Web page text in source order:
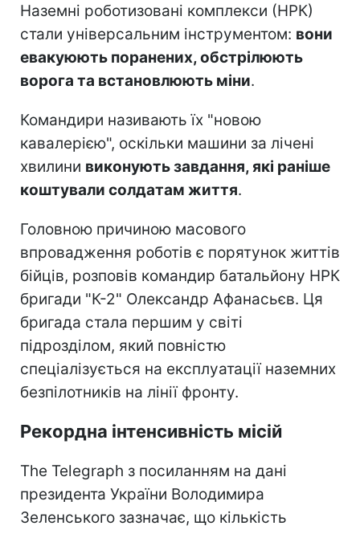
Наземні роботизовані комплекси (НРК)
стали універсальним інструментом: вони
евакуюють поранених, обстрілюють
ворога та встановлюють міни.
Командири називають їх "новою
кавалерією", оскільки машини за лічені
хвилини виконують завдання, які раніше
коштували солдатам життя.
Головною причиною масового
впровадження роботів є порятунок життів
бійців, розповів командир батальйону НРК
бригади "К-2" Олександр Афанасьєв. Ця
бригада стала першим у світі
підрозділом, який повністю
спеціалізується на експлуатації наземних
безпілотників на лінії фронту.
Рекордна інтенсивність місій
The Telegraph з посиланням на дані
президента України Володимира
Зеленського зазначає, що кількість